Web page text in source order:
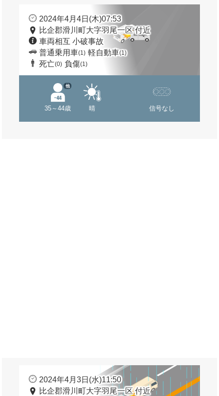
2024年4月4日(木)07:53
比企郡滑川町大字羽尾一区 付近
車両相互 小破事故
普通乗用車(1) 軽自動車(1)
死亡(0) 負傷(1)
35～44歳
他
晴 信号なし
2024年4月3日(水)11:50
比企郡滑川町大字羽尾一区 付近